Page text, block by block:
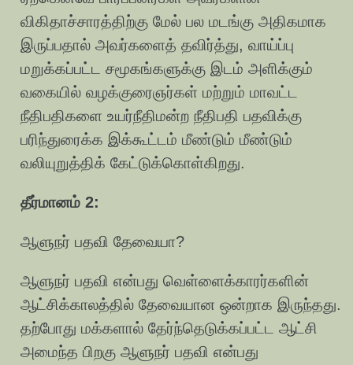
விகிதாச்சாரத்திற்கு மேல் பல மடங்கு அதிகமாக
இருப்பதால் அவர்களைத் தவிர்த்து, வாய்ப்பு
மறுக்கப்பட்ட சமூகங்களுக்கு இடம் அளிக்கும்
வகையில் வழக்குரைஞர்கள் மற்றும் மாவட்ட
நீதிபதிகளை உயர்நீதிமன்ற நீதிபதி பதவிக்கு
பரிந்துரைக்க இக்கூட்டம் மீண்டும் மீண்டும்
வலியுறுத்திக் கேட்டுக்கொள்கிறது.
தீர்மானம் 2:
ஆளுநர் பதவி தேவையா?
ஆளுநர் பதவி என்பது வெள்ளைக்காரர்களின்
ஆட்சிக்காலத்தில் தேவையான ஒன்றாக இருந்தது.
தற்போது மக்களால் தேர்ந்தெடுக்கப்பட்ட ஆட்சி
அமைந்த பிறகு ஆளுநர் பதவி என்பது